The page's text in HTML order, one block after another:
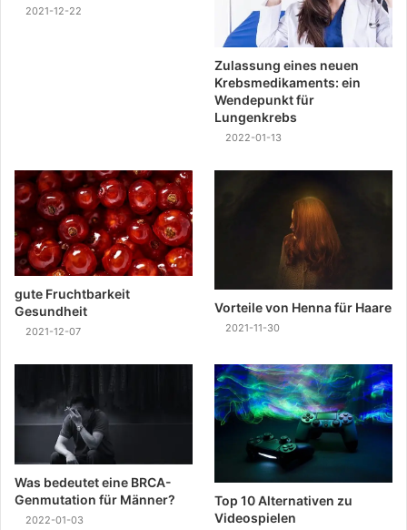
2021-12-22
Zulassung eines neuen
Krebsmedikaments: ein
Wendepunkt für
Lungenkrebs
2022-01-13
gute Fruchtbarkeit
Gesundheit
2021-12-07
Vorteile von Henna für Haare
2021-11-30
Was bedeutet eine BRCA-
Genmutation für Männer?
2022-01-03
Top 10 Alternativen zu
Videospielen